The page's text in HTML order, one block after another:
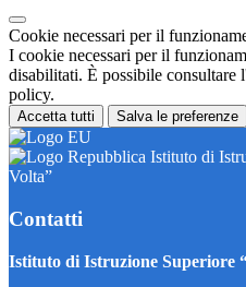
Cookie necessari per il
I cookie necessari per il
disabilitati. È possibile consultare
policy.
Accetta tutti Salva le preferenze
Istituto di
Volta”
Contatti
Istituto di Istruzione Superiore